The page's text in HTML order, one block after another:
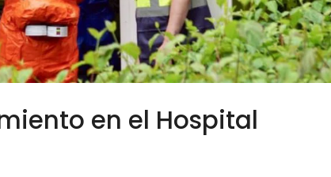
en el Hospital